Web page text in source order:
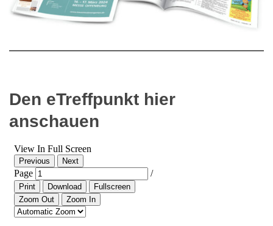
Den eTreffpunkt hier
anschauen